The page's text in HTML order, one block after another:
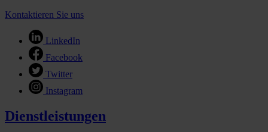
Kontaktieren Sie uns
LinkedIn
Facebook
Twitter
Instagram
Dienstleistungen